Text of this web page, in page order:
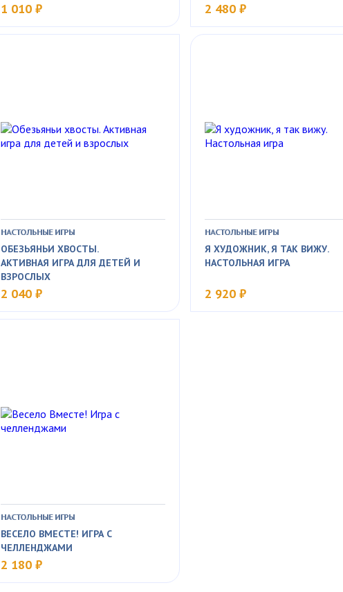
1 010 ₽ 2 480 ₽
НАСТОЛЬНЫЕ ИГРЫ
ОБЕЗЬЯНЬИ ХВОСТЫ.
АКТИВНАЯ ИГРА ДЛЯ ДЕТЕЙ И
ВЗРОСЛЫХ
2 040 ₽
НАСТОЛЬНЫЕ ИГРЫ
Я ХУДОЖНИК, Я ТАК ВИЖУ.
НАСТОЛЬНАЯ ИГРА
2 920 ₽
НАСТОЛЬНЫЕ ИГРЫ
ВЕСЕЛО ВМЕСТЕ! ИГРА С
ЧЕЛЛЕНДЖАМИ
2 180 ₽